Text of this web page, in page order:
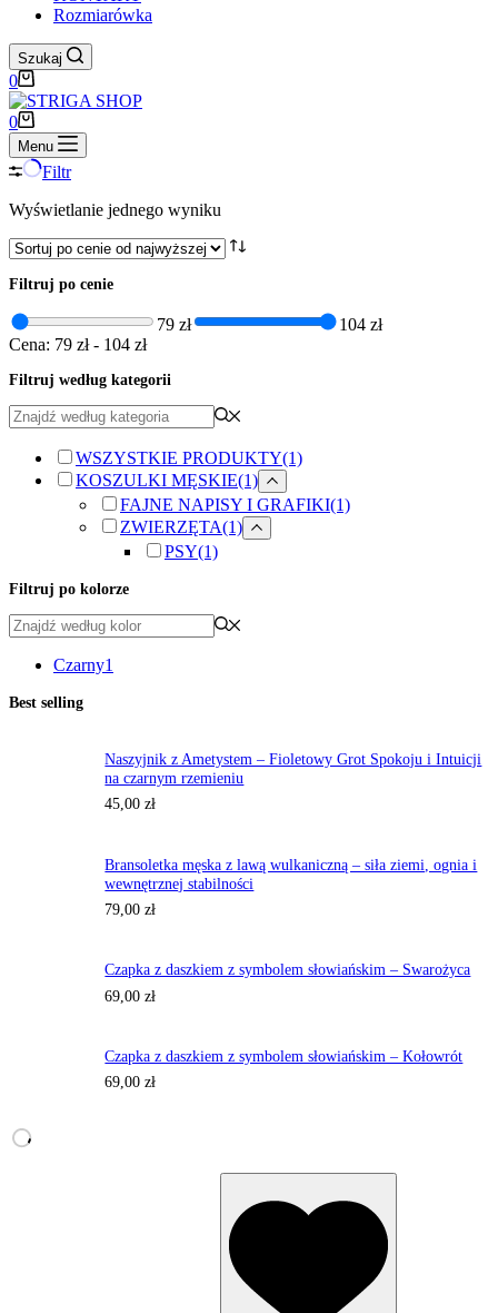
Rozmiarówka
Szukaj
Koszyk
0
Koszyk
0
Menu
Filtr
Wyświetlanie jednego wyniku
Filtruj po cenie
79 zł
104 zł
Cena: 79 zł- 104 zł
Filtruj według kategorii
WSZYSTKIE PRODUKTY(1)
KOSZULKI MĘSKIE(1)
FAJNE NAPISY I GRAFIKI(1)
ZWIERZĘTA(1)
PSY(1)
Filtruj po kolorze
Czarny1
Best selling
Naszyjnik z Ametystem – Fioletowy Grot Spokoju i Intuicji
na czarnym rzemieniu
45,00zł
Bransoletka męska z lawą wulkaniczną – siła ziemi, ognia i
wewnętrznej stabilności
79,00zł
Czapka z daszkiem z symbolem słowiańskim – Swarożyca
69,00zł
Czapka z daszkiem z symbolem słowiańskim – Kołowrót
69,00zł
Ten
produkt
ma
wiele
wariantów.
Opcje
można